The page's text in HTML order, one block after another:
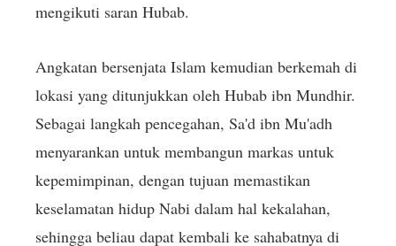
mengikuti saran Hubab.
Angkatan bersenjata Islam kemudian berkemah di
lokasi yang ditunjukkan oleh Hubab ibn Mundhir.
Sebagai langkah pencegahan, Sa'd ibn Mu'adh
menyarankan untuk membangun markas untuk
kepemimpinan, dengan tujuan memastikan
keselamatan hidup Nabi dalam hal kekalahan,
sehingga beliau dapat kembali ke sahabatnya di